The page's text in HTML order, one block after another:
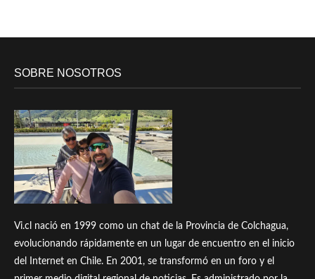
SOBRE NOSOTROS
Vi.cl nació en 1999 como un chat de la Provincia de Colchagua,
evolucionando rápidamente en un lugar de encuentro en el inicio
del Internet en Chile. En 2001, se transformó en un foro y el